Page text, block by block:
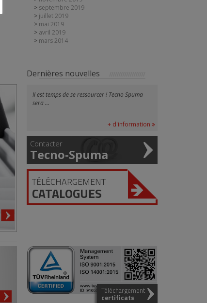
septembre 2019
juillet 2019
mai 2019
avril 2019
mars 2014
Dernières nouvelles
Il est temps de se ressourcer ! Tecno Spuma
sera ...
+ d'information
Contacter
Tecno-Spuma
TÉLÉCHARGEMENT
CATALOGUES
Téléchargement
certificats